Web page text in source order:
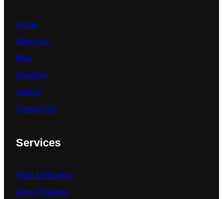
Home
About Us
Blog
Services
Gallery
Contact US
Services
Help & Ordering
About Tracking